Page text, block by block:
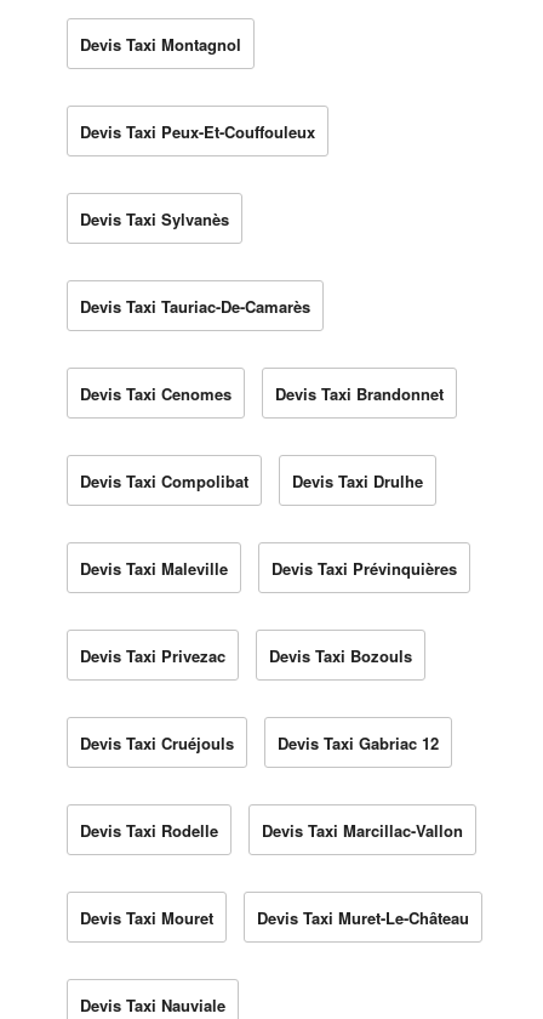
Devis Taxi Montagnol
Devis Taxi Peux-Et-Couffouleux
Devis Taxi Sylvanès
Devis Taxi Tauriac-De-Camarès
Devis Taxi Cenomes Devis Taxi Brandonnet
Devis Taxi Compolibat Devis Taxi Drulhe
Devis Taxi Maleville Devis Taxi Prévinquières
Devis Taxi Privezac Devis Taxi Bozouls
Devis Taxi Cruéjouls Devis Taxi Gabriac 12
Devis Taxi Rodelle Devis Taxi Marcillac-Vallon
Devis Taxi Mouret Devis Taxi Muret-Le-Château
Devis Taxi Nauviale